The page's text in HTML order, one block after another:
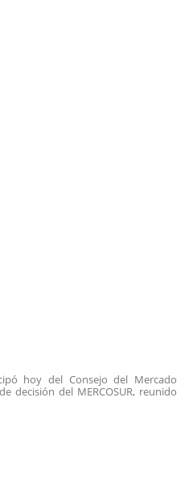
hoy del Consejo del Mercado
decisión del MERCOSUR, reunido